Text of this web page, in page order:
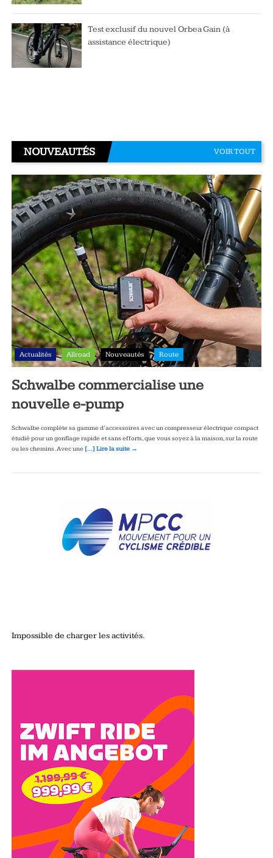
Test exclusif du nouvel Orbea Gain (à
assistance électrique)
NOUVEAUTÉS VOIR TOUT
Actualités Allroad Nouveautés Route
Schwalbe commercialise une
nouvelle e-pump
Schwalbe complète sa gamme d’accessoires avec un compresseur électrique compact
étudié pour un gonflage rapide et sans efforts, que vous soyez à la maison, sur la route
ou les chemins. Avec une […] Lire la suite →
Impossible de charger les activités.